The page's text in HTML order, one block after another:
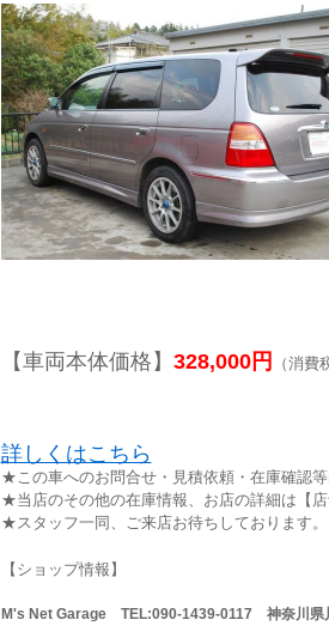
【車両本体価格】 328,000円 （消費
詳しくはこちら
★この車へのお問合せ・見積依頼・在庫確認
★当店のその他の在庫情報、お店の詳細は【店
★スタッフ一同、ご来店お待ちしております。
【ショップ情報】
M's Net Garage TEL:090-1439-0117 神奈川県